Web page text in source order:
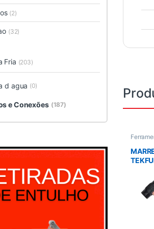
(2)
(32)
Fria (203)
d agua (0)
e Conexões (187)